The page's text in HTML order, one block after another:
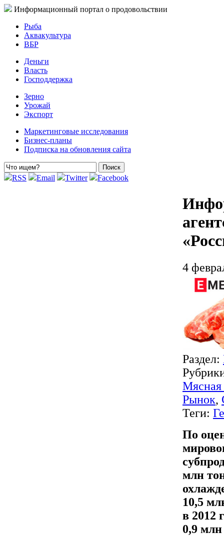
Информационный портал о продовольствии
Рыба
Аквакультура
ВБР
Деньги
Власть
Господдержка
Зерно
Урожай
Экспорт
Маркетинговые исследования
Бизнес-планы
Подписка на обновления сайта
RSS Email Twitter Facebook
4
Раздел:
Мясная
Рынок,
Теги:
По
млн
10,5
в 2012
0,9